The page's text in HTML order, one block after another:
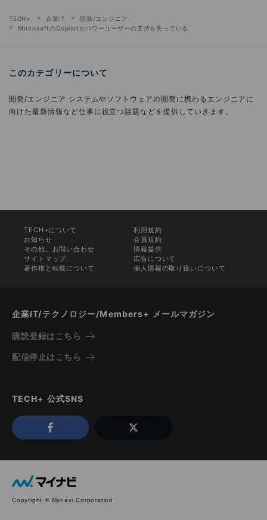
TECH+ 企業IT
開発/エンジニア
MicrosoftのCopilotがパワーユーザーの支持を失っている
このカテゴリーについて
開発/エンジニア システムやソフトウェアの開発に携わるエンジニアに
向けた最新情報など仕事に役立つ話題などを提供していきます。
TECH+について
利用規約
お知らせ
会員規約
その他、お問い合わせ
情報提供
サイトマップ
広告について
著作権と転載について
個人情報の取り扱いについて
企業IT/テクノロジー/Members+ メールマガジン
購読登録はこちら
配信停止はこちら
TECH+ 公式SNS
Copyright © Mynavi Corporation